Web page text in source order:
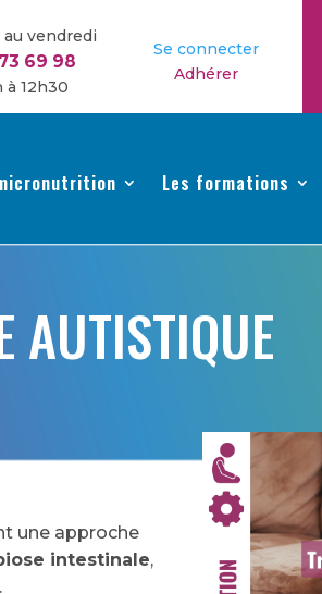
vendredi
69 98
à 12h30
Se connecter
Adhérer
Les formations
AUTISTIQUE
une approche
intestinale,